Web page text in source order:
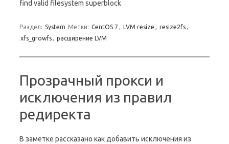
find valid filesystem superblock
Раздел: System Метки: CentOS 7 LVM resize resize2fs
xfs_growfs
расширение LVM
Прозрачный прокси и
исключения из правил
редиректа
В заметке рассказано как добавить исключения из